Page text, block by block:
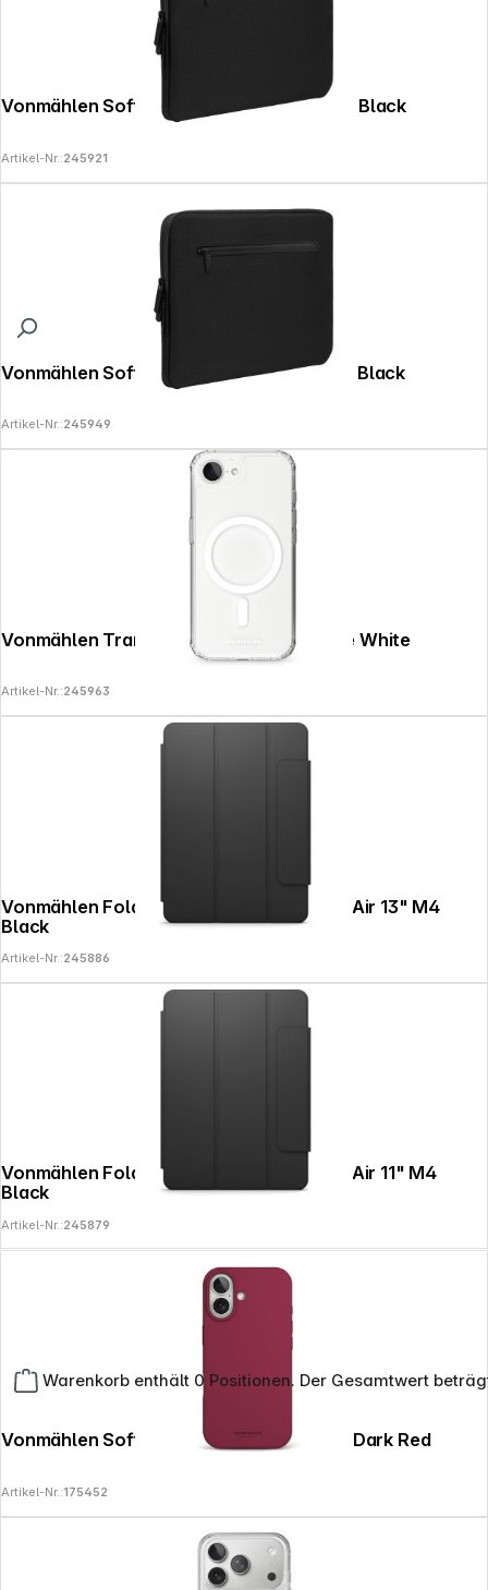
Warenkorb enthält 0 Positionen. Der Gesamtwert
Vonmählen Soft Sleeve for Macbook 14" Black
Artikel-Nr.:245921
Vonmählen Soft Sleeve for Macbook 16" Black
Artikel-Nr.:245949
Vonmählen Transparent Case iPhone 17e White
Artikel-Nr.:245963
Vonmählen Foldable Folio Case for iPad Air 13" M4
Black
Artikel-Nr.:245886
Vonmählen Foldable Folio Case for iPad Air 11" M4
Black
Artikel-Nr.:245879
Vonmählen Soft Silicone Case iPhone 17 Dark Red
Artikel-Nr.:175452